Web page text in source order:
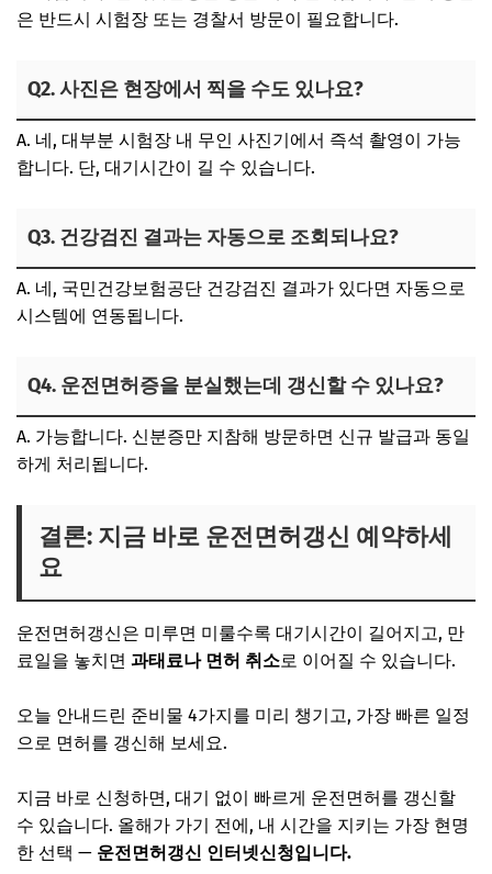
은 반드시 시험장 또는 경찰서 방문이 필요합니다.
Q2. 사진은 현장에서 찍을 수도 있나요?
A. 네, 대부분 시험장 내 무인 사진기에서 즉석 촬영이 가능
합니다. 단, 대기시간이 길 수 있습니다.
Q3. 건강검진 결과는 자동으로 조회되나요?
A. 네, 국민건강보험공단 건강검진 결과가 있다면 자동으로
시스템에 연동됩니다.
Q4. 운전면허증을 분실했는데 갱신할 수 있나요?
A. 가능합니다. 신분증만 지참해 방문하면 신규 발급과 동일
하게 처리됩니다.
결론: 지금 바로 운전면허갱신 예약하세
요
운전면허갱신은 미루면 미룰수록 대기시간이 길어지고, 만
료일을 놓치면 과태료나 면허 취소로 이어질 수 있습니다.
오늘 안내드린 준비물 4가지를 미리 챙기고, 가장 빠른 일정
으로 면허를 갱신해 보세요.
지금 바로 신청하면, 대기 없이 빠르게 운전면허를 갱신할
수 있습니다. 올해가 가기 전에, 내 시간을 지키는 가장 현명
한 선택 — 운전면허갱신 인터넷신청입니다.